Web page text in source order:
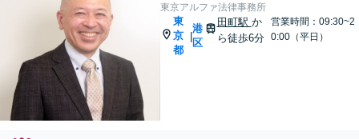
東京アルファ法律事務所
東
京
都
|
港
区
田町駅 か
ら徒歩6分
営業時間：09:30~2
0:00（平日）